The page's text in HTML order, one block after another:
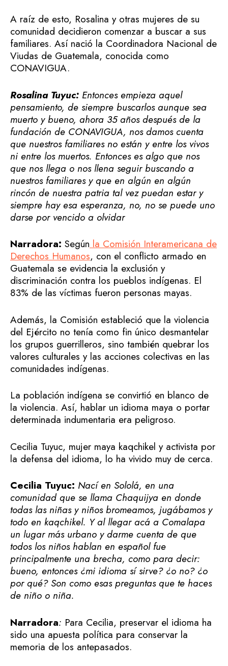
A raíz de esto, Rosalina y otras mujeres de su
comunidad decidieron comenzar a buscar a sus
familiares. Así nació la Coordinadora Nacional de
Viudas de Guatemala, conocida como
CONAVIGUA.
Rosalina Tuyuc: Entonces empieza aquel
pensamiento, de siempre buscarlos aunque sea
muerto y bueno, ahora 35 años después de la
fundación de CONAVIGUA, nos damos cuenta
que nuestros familiares no están y entre los vivos
ni entre los muertos. Entonces es algo que nos
que nos llega o nos llena seguir buscando a
nuestros familiares y que en algún en algún
rincón de nuestra patria tal vez puedan estar y
siempre hay esa esperanza, no, no se puede uno
darse por vencido a olvidar
Narradora: Según la Comisión Interamericana de
Derechos Humanos, con el conflicto armado en
Guatemala se evidencia la exclusión y
discriminación contra los pueblos indígenas. El
83% de las víctimas fueron personas mayas.
Además, la Comisión estableció que la violencia
del Ejército no tenía como fin único desmantelar
los grupos guerrilleros, sino también quebrar los
valores culturales y las acciones colectivas en las
comunidades indígenas.
La población indígena se convirtió en blanco de
la violencia. Así, hablar un idioma maya o portar
determinada indumentaria era peligroso.
Cecilia Tuyuc, mujer maya kaqchikel y activista por
la defensa del idioma, lo ha vivido muy de cerca.
Cecilia Tuyuc: Nací en Sololá, en una
comunidad que se llama Chaquijya en donde
todas las niñas y niños bromeamos, jugábamos y
todo en kaqchikel. Y al llegar acá a Comalapa
un lugar más urbano y darme cuenta de que
todos los niños hablan en español fue
principalmente una brecha, como para decir:
bueno, entonces ¿mi idioma sí sirve? ¿o no? ¿o
por qué? Son como esas preguntas que te haces
de niño o niña.
Narradora: Para Cecilia, preservar el idioma ha
sido una apuesta política para conservar la
memoria de los antepasados.